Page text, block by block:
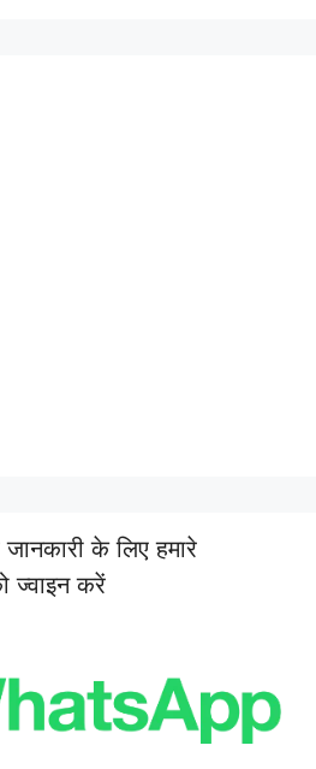
के लिए हमारे
करें